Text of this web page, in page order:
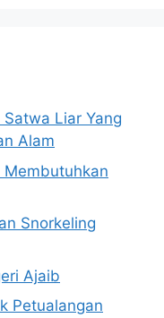
Liar Yang
Alam
Membutuhkan
Snorkeling
Ajaib
Petualangan